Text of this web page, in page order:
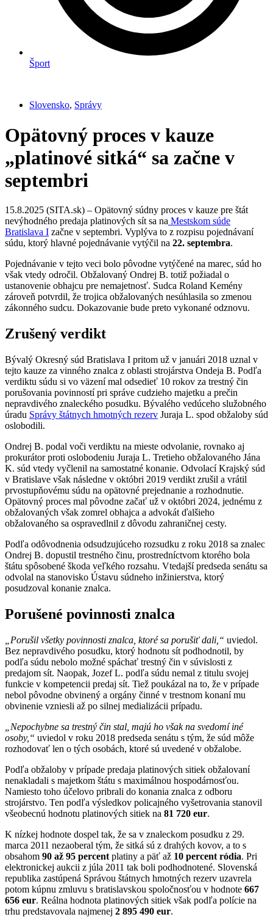
Šport
Slovensko, Správy
Opätovný proces v kauze
„platinové sitká“ sa začne v
septembri
15.8.2025 (SITA.sk) – Opätovný súdny proces v kauze pre štát
nevýhodného predaja platinových sít sa na Mestskom súde
Bratislava I začne v septembri. Vyplýva to z rozpisu pojednávaní
súdu, ktorý hlavné pojednávanie vytýčil na 22. septembra.
Pojednávanie v tejto veci bolo pôvodne vytýčené na marec, súd ho
však vtedy odročil. Obžalovaný Ondrej B. totiž požiadal o
ustanovenie obhajcu pre nemajetnosť. Sudca Roland Kemény
zároveň potvrdil, že trojica obžalovaných nesúhlasila so zmenou
zákonného sudcu. Dokazovanie bude preto vykonané odznovu.
Zrušený verdikt
Bývalý Okresný súd Bratislava I pritom už v januári 2018 uznal v
tejto kauze za vinného znalca z oblasti strojárstva Ondeja B. Podľa
verdiktu súdu si vo väzení mal odsedieť 10 rokov za trestný čin
porušovania povinností pri správe cudzieho majetku a prečin
nepravdivého znaleckého posudku. Bývalého vedúceho služobného
úradu Správy štátnych hmotných rezerv Juraja L. spod obžaloby súd
oslobodili.
Ondrej B. podal voči verdiktu na mieste odvolanie, rovnako aj
prokurátor proti oslobodeniu Juraja L. Tretieho obžalovaného Jána
K. súd vtedy vyčlenil na samostatné konanie. Odvolací Krajský súd
v Bratislave však následne v októbri 2019 verdikt zrušil a vrátil
prvostupňovému súdu na opätovné prejednanie a rozhodnutie.
Opätovný proces mal pôvodne začať už v októbri 2024, jednému z
obžalovaných však zomrel obhajca a advokát ďalšieho
obžalovaného sa ospravedlnil z dôvodu zahraničnej cesty.
Podľa odôvodnenia odsudzujúceho rozsudku z roku 2018 sa znalec
Ondrej B. dopustil trestného činu, prostredníctvom ktorého bola
štátu spôsobené škoda veľkého rozsahu. Vtedajší predseda senátu sa
odvolal na stanovisko Ústavu súdneho inžinierstva, ktorý
posudzoval konanie znalca.
Porušené povinnosti znalca
„Porušil všetky povinnosti znalca, ktoré sa porušiť dali,“ uviedol.
Bez nepravdivého posudku, ktorý hodnotu sít podhodnotil, by
podľa súdu nebolo možné spáchať trestný čin v súvislosti z
predajom sít. Naopak, Jozef L. podľa súdu nemal z titulu svojej
funkcie v kompetencii predaj sít. Tiež poukázal na to, že v prípade
nebol pôvodne obvinený a orgány činné v trestnom konaní mu
obvinenie vzniesli až po silnej medializácii prípadu.
„Nepochybne sa trestný čin stal, majú ho však na svedomí iné
osoby,“ uviedol v roku 2018 predseda senátu s tým, že súd môže
rozhodovať len o tých osobách, ktoré sú uvedené v obžalobe.
Podľa obžaloby v prípade predaja platinových sitiek obžalovaní
nenakladali s majetkom štátu s maximálnou hospodárnosťou.
Namiesto toho účelovo pribrali do konania znalca z odboru
strojárstvo. Ten podľa výsledkov policajného vyšetrovania stanovil
všeobecnú hodnotu platinových sitiek na 81 720 eur.
K nízkej hodnote dospel tak, že sa v znaleckom posudku z 29.
marca 2011 nezaoberal tým, že sitká sú z drahých kovov, a to s
obsahom 90 až 95 percent platiny a päť až 10 percent ródia. Pri
elektronickej aukcii z júla 2011 tak boli podhodnotené. Slovenská
republika zastúpená Správou štátnych hmotných rezerv uzavrela
potom kúpnu zmluvu s bratislavskou spoločnosťou v hodnote 667
656 eur. Reálna hodnota platinových sitiek však podľa polície na
trhu predstavovala najmenej 2 895 490 eur.